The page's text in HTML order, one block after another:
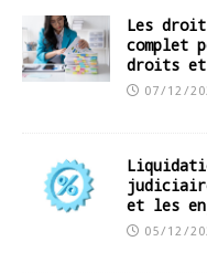
Les
complet
droits
07/12/
et les
05/12/